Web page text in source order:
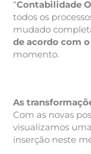
“Contabilidade
todos os
mudado
de acordo com
momento.
As
Com as novas
visualizamos uma
inserção neste